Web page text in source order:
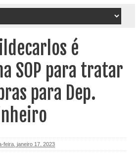
é
SOP para tratar
para Dep.
feira, janeiro 17, 2023